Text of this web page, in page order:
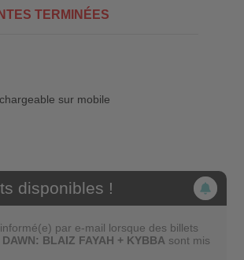
TERMINÉES
sur mobile
disponibles !
par e-mail lorsque des billets
BLAIZ FAYAH + KYBBA sont mis